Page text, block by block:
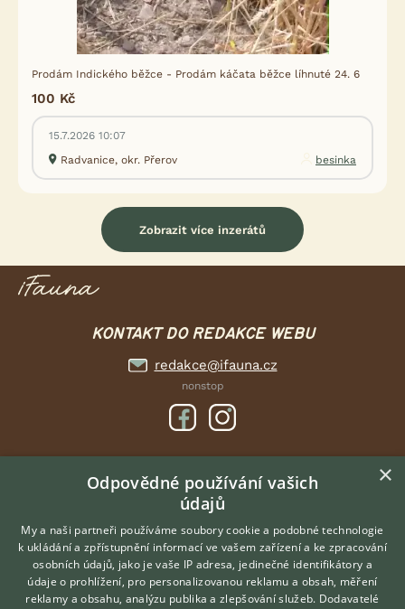
Prodám Indického běžce - Prodám káčata běžce líhnuté 24. 6
100 Kč
15.7.2026 10:07
Radvanice, okr. Přerov
besinka
Zobrazit více inzerátů
KONTAKT DO REDAKCE WEBU
redakce@ifauna.cz
nonstop
DOMOVSKÁ STRÁNKA
INZERCE
DISKUSE
ČLÁNKY
O nás
×
Odpovědné používání vašich
údajů
My a naši partneři používáme soubory cookie a podobné technologie
k ukládání a zpřístupnění informací ve vašem zařízení a ke zpracování
osobních údajů, jako je vaše IP adresa, jedinečné identifikátory a
údaje o prohlížení, pro personalizovanou reklamu a obsah, měření
reklamy a obsahu, analýzu publika a zlepšování služeb. Dodavatelé